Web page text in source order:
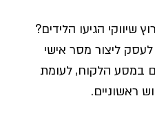
שיווקי הגיעו הלידים?
ליצור מסר אישי
במסע הלקוח, לעומת
ראשוניים.